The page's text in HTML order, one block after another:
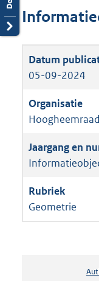
05-09-2024
Geometrie